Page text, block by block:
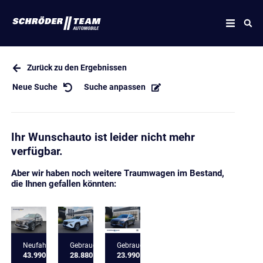
Zurück zu den Ergebnissen
Neue Suche Suche anpassen
Ihr Wunschauto ist leider nicht mehr
verfügbar.
Aber wir haben noch weitere Traumwagen im Bestand,
die Ihnen gefallen könnten:
Neufahrzeug
43.990 €
Gebrauchtfahrzeug
28.880 €
Gebrauchtfahrzeug
23.990 €